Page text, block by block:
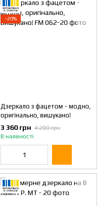
−20%
Дзеркало з фацетом - модно,
оригінально, вишукано!
3 360 грн 4 200 грн
В наявності